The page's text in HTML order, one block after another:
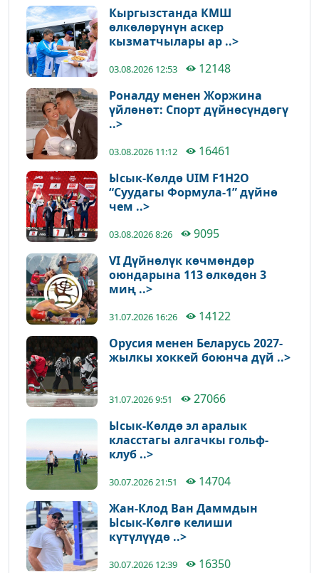
Кыргызстанда КМШ
өлкөлөрүнүн аскер
кызматчылары ар ..>
03.08.2026 12:53
12148
Роналду менен Жоржина
үйлөнөт: Спорт дүйнөсүндөгү
..>
03.08.2026 11:12
16461
Ысык-Көлдө UIM F1H2O
“Суудагы Формула-1” дүйнө
чем ..>
03.08.2026 8:26
9095
VI Дүйнөлүк көчмөндөр
оюндарына 113 өлкөдөн 3
миң ..>
31.07.2026 16:26
14122
Орусия менен Беларусь 2027-
жылкы хоккей боюнча дүй ..>
31.07.2026 9:51
27066
Ысык-Көлдө эл аралык
класстагы алгачкы гольф-
клуб ..>
30.07.2026 21:51
14704
Жан-Клод Ван Даммдын
Ысык-Көлгө келиши
күтүлүүдө ..>
30.07.2026 12:39
16350